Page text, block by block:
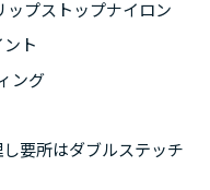
ップストップナイロン
ト
ング
要所はダブルステッチ